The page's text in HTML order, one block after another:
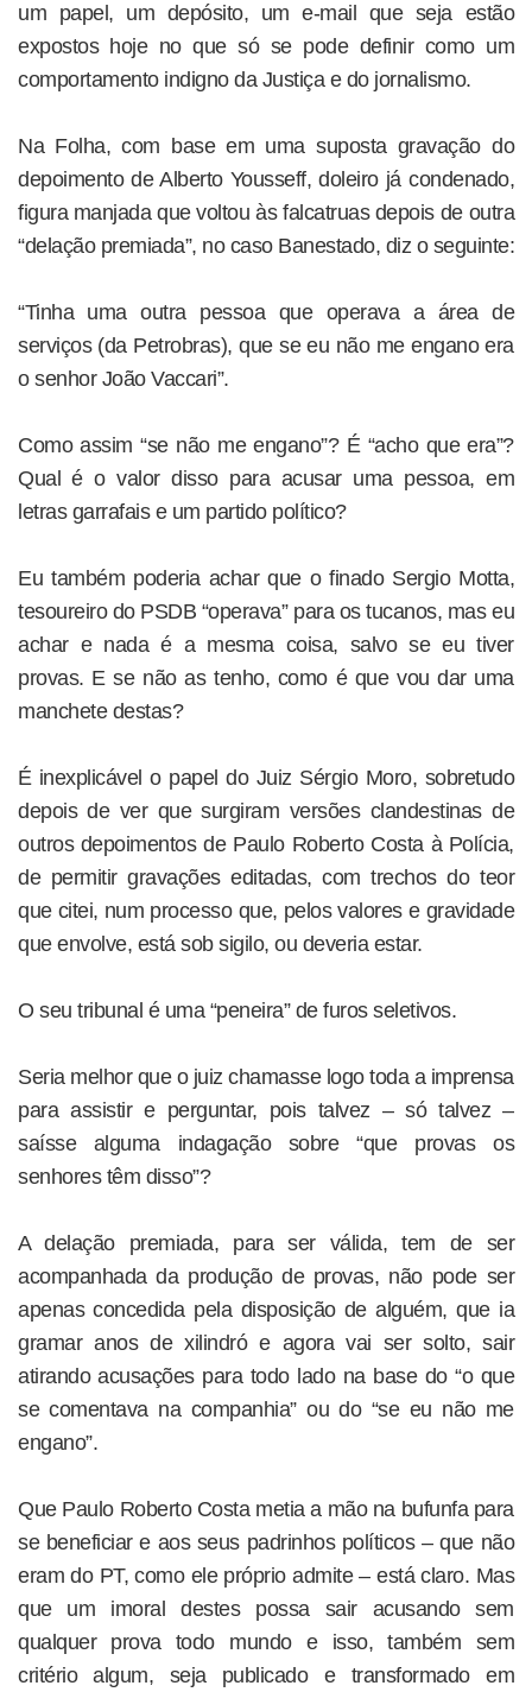
um papel, um depósito, um e-mail que seja estão
expostos hoje no que só se pode definir como um
comportamento indigno da Justiça e do jornalismo.
Na Folha, com base em uma suposta gravação do
depoimento de Alberto Yousseff, doleiro já condenado,
figura manjada que voltou às falcatruas depois de outra
“delação premiada”, no caso Banestado, diz o seguinte:
“Tinha uma outra pessoa que operava a área de
serviços (da Petrobras), que se eu não me engano era
o senhor João Vaccari”.
Como assim “se não me engano”? É “acho que era”?
Qual é o valor disso para acusar uma pessoa, em
letras garrafais e um partido político?
Eu também poderia achar que o finado Sergio Motta,
tesoureiro do PSDB “operava” para os tucanos, mas eu
achar e nada é a mesma coisa, salvo se eu tiver
provas. E se não as tenho, como é que vou dar uma
manchete destas?
É inexplicável o papel do Juiz Sérgio Moro, sobretudo
depois de ver que surgiram versões clandestinas de
outros depoimentos de Paulo Roberto Costa à Polícia,
de permitir gravações editadas, com trechos do teor
que citei, num processo que, pelos valores e gravidade
que envolve, está sob sigilo, ou deveria estar.
O seu tribunal é uma “peneira” de furos seletivos.
Seria melhor que o juiz chamasse logo toda a imprensa
para assistir e perguntar, pois talvez – só talvez –
saísse alguma indagação sobre “que provas os
senhores têm disso”?
A delação premiada, para ser válida, tem de ser
acompanhada da produção de provas, não pode ser
apenas concedida pela disposição de alguém, que ia
gramar anos de xilindró e agora vai ser solto, sair
atirando acusações para todo lado na base do “o que
se comentava na companhia” ou do “se eu não me
engano”.
Que Paulo Roberto Costa metia a mão na bufunfa para
se beneficiar e aos seus padrinhos políticos – que não
eram do PT, como ele próprio admite – está claro. Mas
que um imoral destes possa sair acusando sem
qualquer prova todo mundo e isso, também sem
critério algum, seja publicado e transformado em